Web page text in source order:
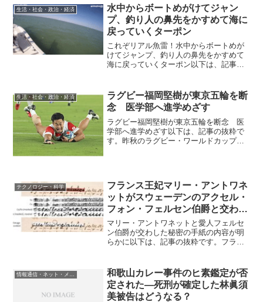
すっかり溶け込んでいる。「毒素を排出
してきれいにする」の...
生活・社会・政治・経済
水中からボートめがけてジャン
プ、釣り人の鼻先をかすめて海に
戻っていくターポン
これぞリアル魚雷！水中からボートめが
けてジャンプ、釣り人の鼻先をかすめて
海に戻っていくターポン以下は、記事の
に設置し、優雅に釣りを楽しんでいたベ
ン・オルセンさん。すると...
生活・社会・政治・経済
ラグビー福岡堅樹が東京五輪を断
念 医学部へ進学めざす
ラグビー福岡堅樹が東京五輪を断念 医
学部へ進学めざす以下は、記事の抜粋で
す。昨秋のラグビー・ワールドカップ
テクノロジー・科学
フランス王妃マリー・アントワネ
ットがスウェーデンのアクセル・
フォン・フェルセン伯爵と交わし
た秘密の手紙の一部が明らかに
マリー・アントワネットと愛人フェルセ
ン伯爵が交わした秘密の手紙の内容が明
らかに以下は、記事の抜粋です。フラン
クセル・フォン・フェルセン伯爵との間
で交わされた手紙のうち、...
情報通信・ネット・メディア
和歌山カレー事件のヒ素鑑定が否
定された―死刑が確定した林眞須
美被告はどうなる？